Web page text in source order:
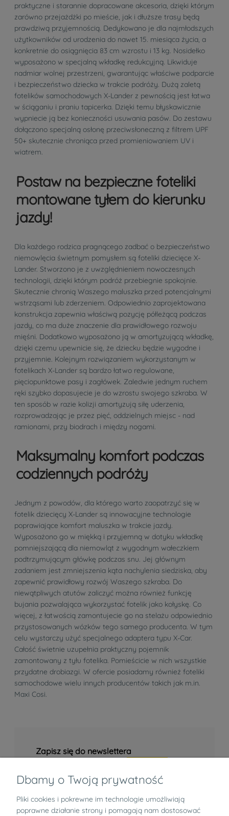
praktyczne i starannie dopracowane akcesoria, dzięki którym
zarówno przejażdżki po mieście, jak i dłuższe trasy będą
prawdziwą przyjemnością. Dedykowano je dla najmłodszych
użytkowników od urodzenia do nawet 15. miesiąca życia, a
konkretnie do osiągnięcia 83 cm wzrostu i 13 kg. Nosidełko
wyposażono w specjalną wkładkę redukcyjną. Likwiduje
nadmiar wolnej przestrzeni, gwarantując właściwe podparcie
i bezpieczeństwo dziecka w trakcie podróży. Dużą zaletą
fotelików samochodowych X-Lander z pewnością jest łatwa
w ściąganiu i praniu tapicerka. Dzięki temu błyskawicznie
wypniecie ją bez konieczności usuwania pasów. Do zestawu
dołączono specjalną osłonę przeciwsłoneczną z filtrem UPF
50+ skutecznie chroniąca przed promieniowaniem UV i
wiatrem.
Postaw na bezpieczne foteliki
montowane tyłem do kierunku
jazdy!
Dla każdego rodzica pragnącego zadbać o bezpieczeństwo
niemowlęcia świetnym pomysłem są foteliki dziecięce X-
Lander. Stworzono je z uwzględnieniem nowoczesnych
technologii, dzięki którym podróż przebiegnie spokojnie.
Skutecznie chronią Waszego maluszka przed potencjalnymi
wstrząsami lub zderzeniem. Odpowiednio zaprojektowana
konstrukcja zapewnia właściwą pozycję półleżącą podczas
jazdy, co ma duże znaczenie dla prawidłowego rozwoju
mięśni. Dodatkowo wyposażono ją w amortyzującą wkładkę,
dzięki czemu upewnicie się, że dziecku będzie wygodne i
przyjemnie. Kolejnym rozwiązaniem wykorzystanym w
fotelikach X-Lander są bardzo łatwo regulowane,
pięciopunktowe pasy i zagłówek. Zaledwie jednym ruchem
ręki szybko dopasujecie je do wzrostu swojego szkraba. W
ten sposób w razie kolizji amortyzują siłę uderzenia,
rozprowadzając je przez pięć, oddzielnych miejsc - nad
ramionami, przy biodrach i między nogami.
Maksymalny komfort podczas
codziennych podróży
Jednym z powodów, dla którego warto zaopatrzyć się w
fotelik dziecięcy X-Lander są innowacyjne technologie
poprawiające komfort maluszka w trakcie jazdy.
Wyposażono go w miękką i przyjemną w dotyku wkładkę
pomniejszającą dla niemowląt z wygodnym wałeczkiem
podtrzymującym główkę podczas snu. Jej głównym
zadaniem jest zmniejszenia kąta nachylenia siedziska, aby
zapewnić prawidłowy rozwój Waszego szkraba. Do
niewątpliwych atutów zaliczyć można również funkcję
bujania pozwalająca wykorzystać fotelik jako kołyskę. Co
więcej, z łatwością zamontujecie go na stelażu odpowiednio
przystosowanych wózków tego samego producenta. W tym
celu wystarczy użyć specjalnego adaptera typu X-Car.
Całość świetnie uzupełnia praktyczny pojemnik
zamontowany z tyłu fotelika. Pomieścicie w nich wszystkie
przydatne drobiazgi. W ofercie posiadamy również foteliki
samochodowe wielu innych producentów takich jak m.in.
Maxi Cosi.
Zapisz się do newslettera
Informacje
Dbamy o Twoją prywatność
Pliki cookies i pokrewne im technologie umożliwiają
poprawne działanie strony i pomagają nam dostosować